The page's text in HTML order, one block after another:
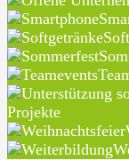
Projekte